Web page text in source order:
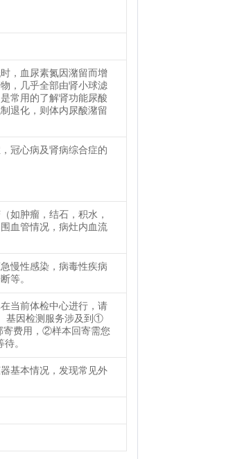
，血尿素氮因潴留而增
，几乎全部由肾小球滤
常用的了解肾功能尿酸
退化，则体内尿酸潴留
冠心病及肾病综合症的
如肿瘤，结石，积水，
血管情况，病灶内血流
慢性感染，病毒性疾病
等。
当前体检中心进行，请
基因检测服务涉及到①
费用，②样本回寄需您
。
基本情况，发现常见外